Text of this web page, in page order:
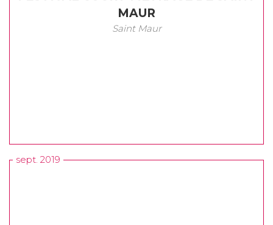
MAUR
Saint Maur
sept. 2019